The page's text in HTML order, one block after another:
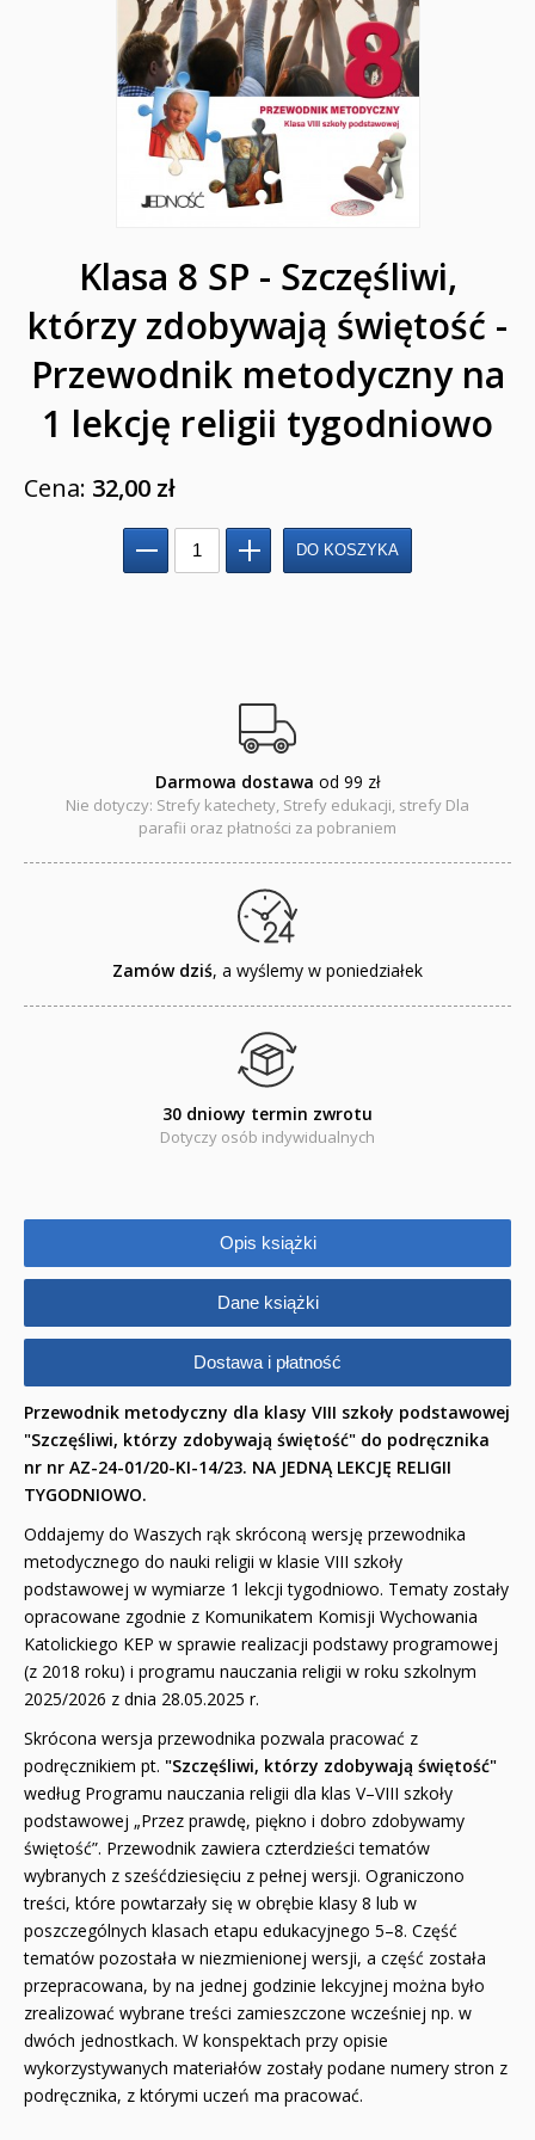
Poradniki katolickie
Pamiątki
Pomoce duszpasterskie i homiletyczne
Książki religijne dla dzieci
Regionalne
Jedność dla dzieci
NOWOŚCI
ZAPOWIEDZI
JUPI JO! - książki kartonowe dla najmłodszych
Adwent i Boże Narodzenie
Albumy pamiątkowe
Cecylka Knedelek
Dyplomy dla dzieci
Encyklopedie, leksykony
Edukacja przyrodnicza - Życie bez granic
Kreatywne zabawy
Książki religijne dla dzieci
Komiksy
Pomoce dydaktyczne
Naklejki
Puzzle
Promocje
QUIZY I ŁAMIGŁÓWKI NA WAKACJE -35%
PROMOCJA ZESTAWY STARTOWE KAKADU
WYPRZEDAŻ
RELIGIJNE
PORADNIKI
DLA DZIECI
Klasa 8 SP - Szczęśliwi,
którzy zdobywają świętość -
Przewodnik metodyczny na
1 lekcję religii tygodniowo
Cena: 32,00 zł
Darmowa dostawa od 99 zł
Nie dotyczy: Strefy katechety, Strefy edukacji, strefy Dla
parafii oraz płatności za pobraniem
Zamów dziś, a wyślemy w poniedziałek
30 dniowy termin zwrotu
Dotyczy osób indywidualnych
Opis książki
Dane książki
Dostawa i płatność
Przewodnik metodyczny dla klasy VIII szkoły podstawowej
"Szczęśliwi, którzy zdobywają świętość" do podręcznika
nr nr AZ-24-01/20-KI-14/23. NA JEDNĄ LEKCJĘ RELIGII
TYGODNIOWO.
Oddajemy do Waszych rąk skróconą wersję przewodnika
metodycznego do nauki religii w klasie VIII szkoły
podstawowej w wymiarze 1 lekcji tygodniowo. Tematy zostały
opracowane zgodnie z Komunikatem Komisji Wychowania
Katolickiego KEP w sprawie realizacji podstawy programowej
(z 2018 roku) i programu nauczania religii w roku szkolnym
2025/2026 z dnia 28.05.2025 r.
Skrócona wersja przewodnika pozwala pracować z
podręcznikiem pt. "Szczęśliwi, którzy zdobywają świętość"
według Programu nauczania religii dla klas V–VIII szkoły
podstawowej „Przez prawdę, piękno i dobro zdobywamy
świętość”. Przewodnik zawiera czterdzieści tematów
wybranych z sześćdziesięciu z pełnej wersji. Ograniczono
treści, które powtarzały się w obrębie klasy 8 lub w
poszczególnych klasach etapu edukacyjnego 5–8. Część
tematów pozostała w niezmienionej wersji, a część została
przepracowana, by na jednej godzinie lekcyjnej można było
zrealizować wybrane treści zamieszczone wcześniej np. w
dwóch jednostkach. W konspektach przy opisie
wykorzystywanych materiałów zostały podane numery stron z
podręcznika, z którymi uczeń ma pracować.